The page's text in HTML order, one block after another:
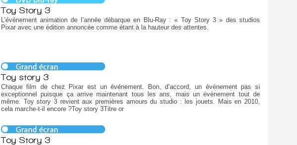
Toy Story 3
L’évènement animation de l’année débarque en Blu-Ray : « Toy Story 3 » des studios
Pixar avec une édition annoncée comme étant à la hauteur des attentes.
Toy story 3
Chaque film de chez Pixar est un événement. Bon, d’accord, un événement pas si
exceptionnel puisque ça arrive maintenant tous les ans, mais un événement tout de
même. Toy story 3 revient aux premières amours du studio : les jouets. Mais en 2010,
cela marche-t-il encore ?Toy story 3Titre or
Toy Story 3